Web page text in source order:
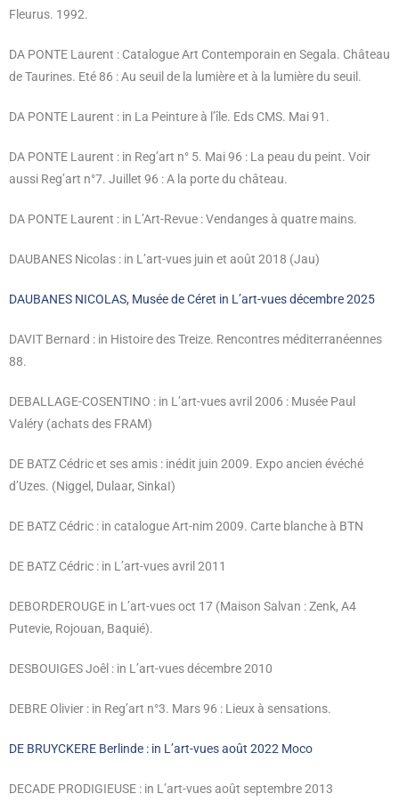
Fleurus. 1992.
DA PONTE Laurent : Catalogue Art Contemporain en Segala. Château
de Taurines. Eté 86 : Au seuil de la lumière et à la lumière du seuil.
DA PONTE Laurent : in La Peinture à l’île. Eds CMS. Mai 91.
DA PONTE Laurent : in Reg’art n° 5. Mai 96 : La peau du peint. Voir
aussi Reg’art n°7. Juillet 96 : A la porte du château.
DA PONTE Laurent : in L’Art-Revue : Vendanges à quatre mains.
DAUBANES Nicolas : in L’art-vues juin et août 2018 (Jau)
DAUBANES NICOLAS, Musée de Céret in L’art-vues décembre 2025
DAVIT Bernard : in Histoire des Treize. Rencontres méditerranéennes
88.
DEBALLAGE-COSENTINO : in L’art-vues avril 2006 : Musée Paul
Valéry (achats des FRAM)
DE BATZ Cédric et ses amis : inédit juin 2009. Expo ancien évéché
d’Uzes. (Niggel, Dulaar, SinkaI)
DE BATZ Cédric : in catalogue Art-nim 2009. Carte blanche à BTN
DE BATZ Cédric : in L’art-vues avril 2011
DEBORDEROUGE in L’art-vues oct 17 (Maison Salvan : Zenk, A4
Putevie, Rojouan, Baquié).
DESBOUIGES Joêl : in L’art-vues décembre 2010
DEBRE Olivier : in Reg’art n°3. Mars 96 : Lieux à sensations.
DE BRUYCKERE Berlinde : in L’art-vues août 2022 Moco
DECADE PRODIGIEUSE : in L’art-vues août septembre 2013